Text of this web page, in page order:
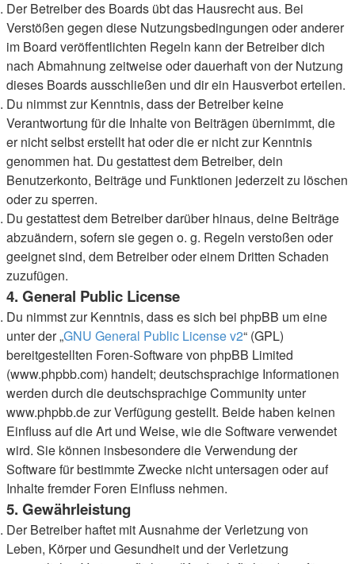
Der Betreiber des Boards übt das Hausrecht aus. Bei
Verstößen gegen diese Nutzungsbedingungen oder anderer
im Board veröffentlichten Regeln kann der Betreiber dich
nach Abmahnung zeitweise oder dauerhaft von der Nutzung
dieses Boards ausschließen und dir ein Hausverbot erteilen.
Du nimmst zur Kenntnis, dass der Betreiber keine
Verantwortung für die Inhalte von Beiträgen übernimmt, die
er nicht selbst erstellt hat oder die er nicht zur Kenntnis
genommen hat. Du gestattest dem Betreiber, dein
Benutzerkonto, Beiträge und Funktionen jederzeit zu löschen
oder zu sperren.
Du gestattest dem Betreiber darüber hinaus, deine Beiträge
abzuändern, sofern sie gegen o. g. Regeln verstoßen oder
geeignet sind, dem Betreiber oder einem Dritten Schaden
zuzufügen.
4. General Public License
Du nimmst zur Kenntnis, dass es sich bei phpBB um eine
unter der „GNU General Public License v2“ (GPL)
bereitgestellten Foren-Software von phpBB Limited
(www.phpbb.com) handelt; deutschsprachige Informationen
werden durch die deutschsprachige Community unter
www.phpbb.de zur Verfügung gestellt. Beide haben keinen
Einfluss auf die Art und Weise, wie die Software verwendet
wird. Sie können insbesondere die Verwendung der
Software für bestimmte Zwecke nicht untersagen oder auf
Inhalte fremder Foren Einfluss nehmen.
5. Gewährleistung
Der Betreiber haftet mit Ausnahme der Verletzung von
Leben, Körper und Gesundheit und der Verletzung